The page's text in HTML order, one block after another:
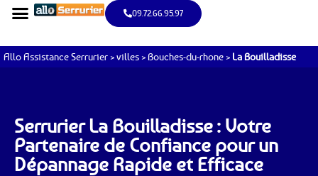
09.72.66.95.97
Allo Assistance Serrurier >villes >Bouches-du-rhone > La Bouilladisse
Serrurier La Bouilladisse : Votre
Partenaire de Confiance pour un
Dépannage Rapide et Efficace